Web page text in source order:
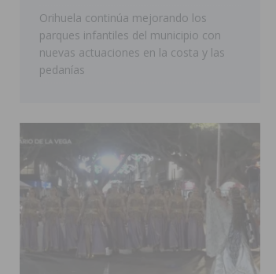
Orihuela continúa mejorando los
parques infantiles del municipio con
nuevas actuaciones en la costa y las
pedanías